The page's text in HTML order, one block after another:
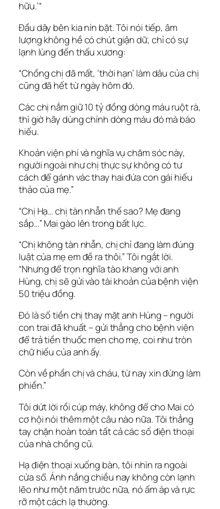
hữu.’“
Đầu dây bên kia nín bặt. Tôi nói tiếp, âm
lượng không hề có chút giận dữ, chỉ có sự
lạnh lùng đến thấu xương:
“Chồng chị đã mất, ‘thời hạn’ làm dâu của chị
cũng đã hết từ ngày hôm đó.
Các chị nắm giữ 10 tỷ đồng dòng máu ruột rà,
thì giờ hãy dùng chính dòng máu đó mà báo
hiếu.
Khoản viện phí và nghĩa vụ chăm sóc này,
người ngoài như chị thực sự không có tư
cách để gánh vác thay hai đứa con gái hiếu
thảo của mẹ.”
“Chị Hạ… chị tàn nhẫn thế sao? Mẹ đang
sắp…”Mai gào lên trong bất lực.
“Chị không tàn nhẫn, chị chỉ đang làm đúng
luật của mẹ em đề ra thôi.” Tôi ngắt lời.
“Nhưng để trọn nghĩa tào khang với anh
Hùng, chị sẽ gửi vào tài khoản của bệnh viện
50 triệu đồng.
Đó là số tiền chị thay mặt anh Hùng – người
con trai đã khuất – gửi thẳng cho bệnh viện
để trả tiền thuốc men cho mẹ, coi như tròn
chữ hiếu của anh ấy.
Còn về phần chị và cháu, từ nay xin đừng làm
phiền.”
Tôi dứt lời rồi cúp máy, không để cho Mai có
cơ hội nói thêm một câu nào nữa. Tôi thẳng
tay chặn hoàn toàn tất cả các số điện thoại
của nhà chồng cũ.
Hạ điện thoại xuống bàn, tôi nhìn ra ngoài
cửa sổ. Ánh nắng chiều nay không còn lạnh
lẽo như một năm trước nữa, nó ấm áp và rực
rỡ một cách lạ thường.